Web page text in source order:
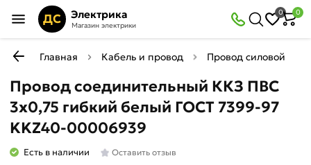
ДС Электрика
Магазин электрики
0 0
Главная Кабель и провод Провод силовой
Провод соединительный ККЗ ПВС
3х0,75 гибкий белый ГОСТ 7399-97
KKZ40-00006939
Есть в наличии Оставить отзыв